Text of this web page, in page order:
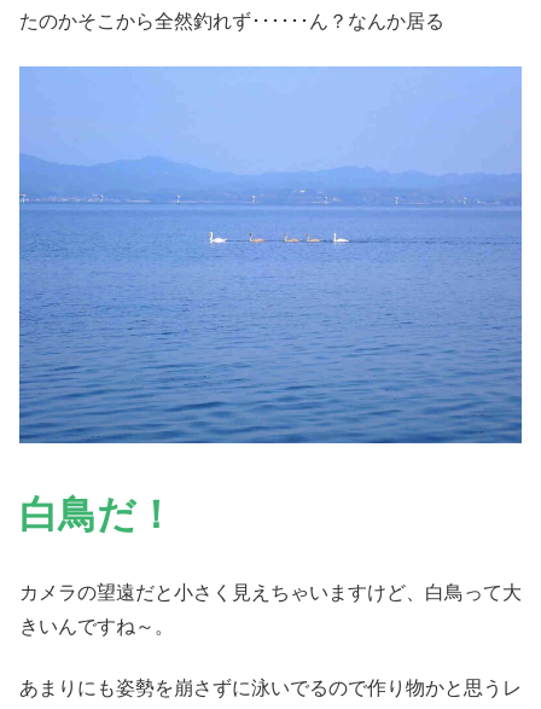
たのかそこから全然釣れず･･････ん？なんか居る
白鳥だ！
カメラの望遠だと小さく見えちゃいますけど、白鳥って大
きいんですね～。
あまりにも姿勢を崩さずに泳いでるので作り物かと思うレ